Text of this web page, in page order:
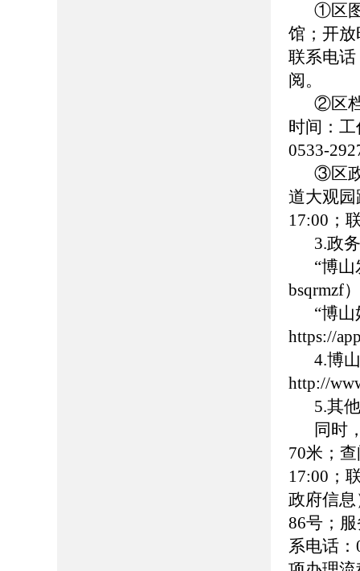
①区
馆；开
联系电话
阅。
②区
时间：
0533-
③区
道大观
17:00；
3.政
“博
bsqrmzf
“博
https://
4.博
http://
5.其
同时
70米；
17:00；
政府信
86号；
系电话